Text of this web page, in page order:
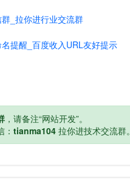
_拉你进行业交流群
提醒_百度收入URL友好提示
，请备注“网站开发”。
tianma104拉你进技术交流群。